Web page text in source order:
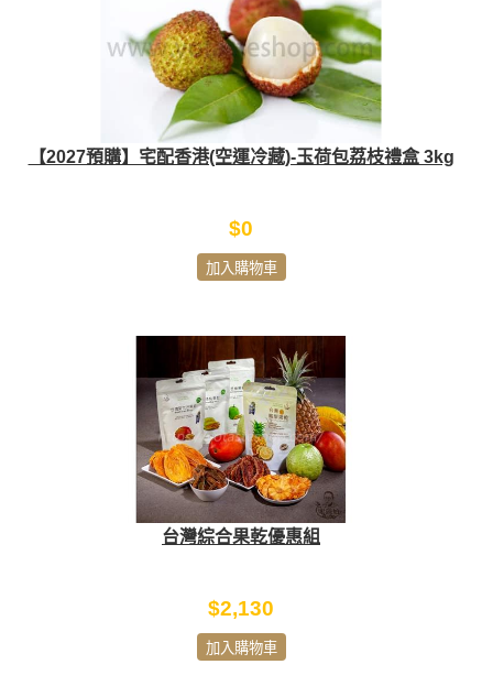
【2027預購】宅配香港(空運冷藏)-玉荷包荔枝禮盒 3kg
$0
加入購物車
台灣綜合果乾優惠組
$2,130
加入購物車